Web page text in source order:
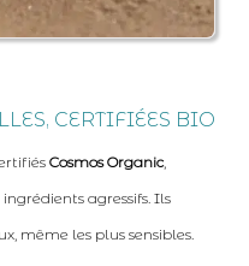
CERTIFIÉES BIO
Cosmos Organic,
agressifs. Ils
même les plus sensibles.